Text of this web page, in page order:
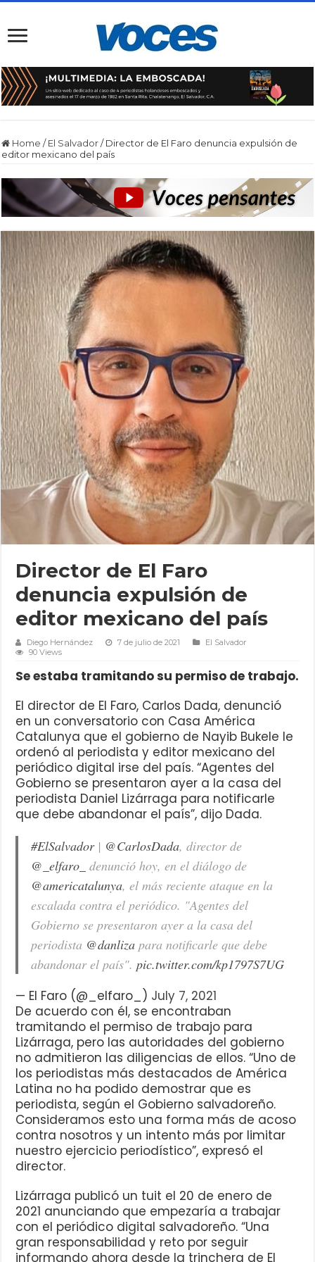
Home / El Salvador / Director de El Faro denuncia expulsión de
editor mexicano del país
Director de El Faro
denuncia expulsión de
editor mexicano del país
Diego Hernández 7 de julio de 2021
El Salvador
90 Views
Se estaba tramitando su permiso de trabajo.
El director de El Faro, Carlos Dada, denunció
en un conversatorio con Casa América
Catalunya que el gobierno de Nayib Bukele le
ordenó al periodista y editor mexicano del
periódico digital irse del país. “Agentes del
Gobierno se presentaron ayer a la casa del
periodista Daniel Lizárraga para notificarle
que debe abandonar el país”, dijo Dada.
#ElSalvador| @CarlosDada, director de
@_elfaro_ denunció hoy, en el diálogo de
@americatalunya, el más reciente ataque en la
escalada contra el periódico. "Agentes del
Gobierno se presentaron ayer a la casa del
periodista @danliza para notificarle que debe
abandonar el país".pic.twitter.com/kp1797S7UG
— El Faro (@_elfaro_) July 7, 2021
De acuerdo con él, se encontraban
tramitando el permiso de trabajo para
Lizárraga, pero las autoridades del gobierno
no admitieron las diligencias de ellos. “Uno de
los periodistas más destacados de América
Latina no ha podido demostrar que es
periodista, según el Gobierno salvadoreño.
Consideramos esto una forma más de acoso
contra nosotros y un intento más por limitar
nuestro ejercicio periodístico”, expresó el
director.
Lizárraga publicó un tuit el 20 de enero de
2021 anunciando que empezaría a trabajar
con el periódico digital salvadoreño. “Una
gran responsabilidad y reto por seguir
informando ahora desde la trinchera de El